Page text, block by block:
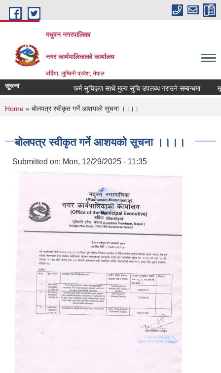
Skip to main content
मधुवन नगरपालिका
नगर कार्यपालिकाको कार्यालय
बर्दिया, लुम्बिनी प्रदेश, नेपाल
सूचना फर्म सुचिकृत साथै मुल्य सुचि उपलब्ध गराउने सम्बन्धमा
You are here
Home » बोलपत्र स्वीकृत गर्ने आशयको सूचना ।।।।
बोलपत्र स्वीकृत गर्ने आशयको सूचना ।।।।
Submitted on: Mon, 12/29/2025 - 11:35